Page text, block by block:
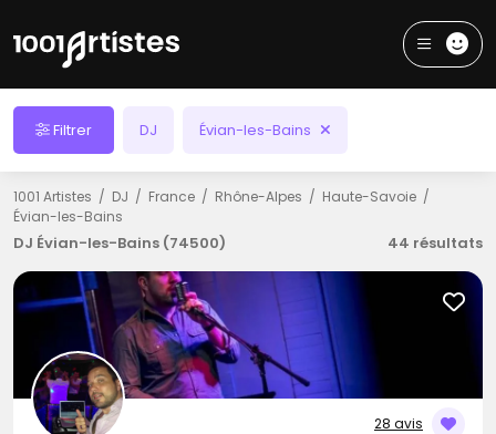
Filtrer DJ Évian-les-Bains
1001 Artistes DJ France Rhône-Alpes
Haute-Savoie
Évian-les-Bains
DJ Évian-les-Bains (74500) 44 résultats
28 avis